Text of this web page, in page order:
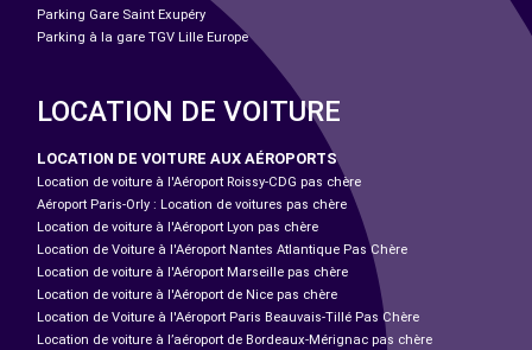
Parking Gare Saint Exupéry
Parking à la gare TGV Lille Europe
LOCATION DE VOITURE
LOCATION DE VOITURE AUX AÉROPORTS
Location de voiture à l'Aéroport Roissy-CDG pas chère
Aéroport Paris-Orly : Location de voitures pas chère
Location de voiture à l'Aéroport Lyon pas chère
Location de Voiture à l'Aéroport Nantes Atlantique Pas Chère
Location de voiture à l'Aéroport Marseille pas chère
Location de voiture à l'Aéroport de Nice pas chère
Location de Voiture à l'Aéroport Paris Beauvais-Tillé Pas Chère
Location de voiture à l’aéroport de Bordeaux-Mérignac pas chère